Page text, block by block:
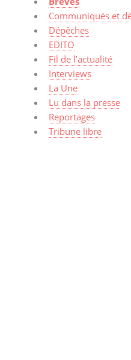
Communiqués et
Dépêches
EDITO
Fil de l’actualité
Interviews
La Une
Lu dans la presse
Reportages
Tribune libre